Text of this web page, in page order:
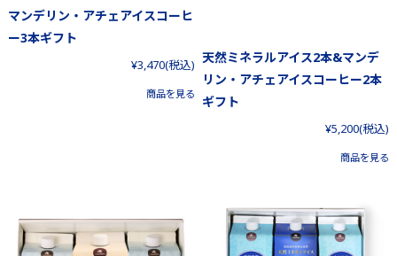
マンデリン・アチェアイスコーヒ
ー3本ギフト
¥3,470(税込)
商品を見る
天然ミネラルアイス2本&マンデ
リン・アチェアイスコーヒー2本
ギフト
¥5,200(税込)
商品を見る